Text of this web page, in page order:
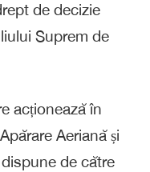
de decizie
Suprem de
acționează în
Aeriană și
de către